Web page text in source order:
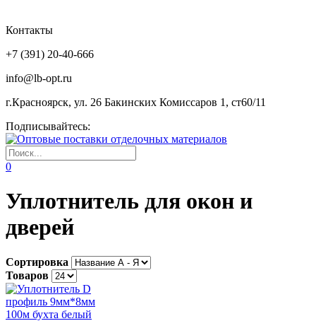
Контакты
+7 (391) 20-40-666
info@lb-opt.ru
г.Красноярск, ул. 26 Бакинских Комиссаров 1, ст60/11
Подписывайтесь:
0
Уплотнитель для окон и
дверей
Сортировка
Товаров